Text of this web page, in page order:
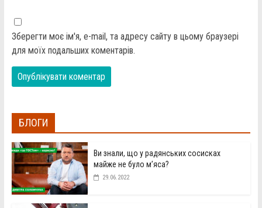
Зберегти моє ім'я, e-mail, та адресу сайту в цьому браузері
для моїх подальших коментарів.
БЛОГИ
Ви знали, що у радянських сосисках
майже не було м’яса?
29.06.2022